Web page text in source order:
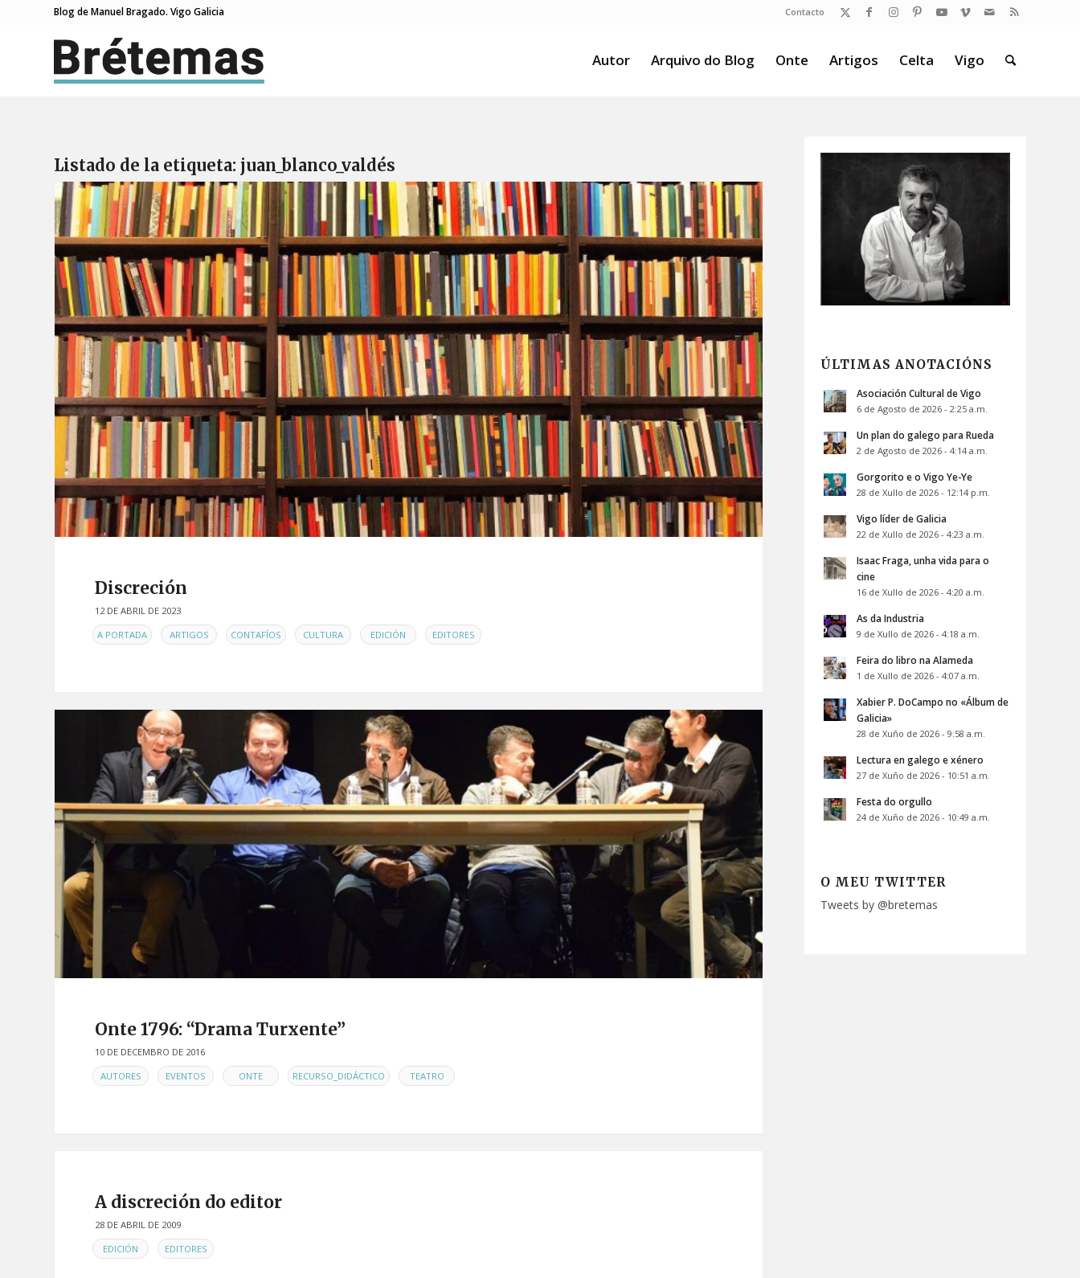
Contacto
Blog de Manuel Bragado. Vigo Galicia
Autor Arquivo do Blog Onte Artigos Celta Vigo
Listado de la etiqueta: juan_blanco_valdés
Discreción
12 DE ABRIL DE 2023
ENA PORTADA ARTIGOS CONTAFÍOS CULTURA EDICIÓN EDITORES
Onte 1796: “Drama Turxente”
10 DE DECEMBRO DE 2016
EN AUTORES EVENTOS ONTE RECURSO_DIDÁCTICO TEATRO
A discreción do editor
28 DE ABRIL DE 2009
EN
EDICIÓN EDITORES
ÚLTIMAS ANOTACIÓNS
Asociación Cultural de Vigo
6 de Agosto de 2026 - 2:25 a.m.
Un plan do galego para Rueda
2 de Agosto de 2026 - 4:14 a.m.
Gorgorito e o Vigo Ye-Ye
28 de Xullo de 2026 - 12:14 p.m.
Vigo líder de Galicia
22 de Xullo de 2026 - 4:23 a.m.
Isaac Fraga, unha vida para o
cine
16 de Xullo de 2026 - 4:20 a.m.
As da Industria
9 de Xullo de 2026 - 4:18 a.m.
Feira do libro na Alameda
1 de Xullo de 2026 - 4:07 a.m.
Xabier P. DoCampo no «Álbum de
Galicia»
28 de Xuño de 2026 - 9:58 a.m.
Lectura en galego e xénero
27 de Xuño de 2026 - 10:51 a.m.
Festa do orgullo
24 de Xuño de 2026 - 10:49 a.m.
O MEU TWITTER
Tweets by @bretemas